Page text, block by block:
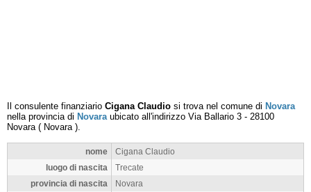
Il consulente finanziario Cigana Claudio si trova nel comune di Novara
nella provincia di Novaraubicato all'indirizzo Via Ballario 3 - 28100
Novara( Novara).
nome
Cigana Claudio
luogo di nascita
Trecate
provincia di nascita
Novara